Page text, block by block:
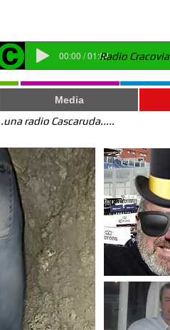
00:00 / 01:04Radio Cracovia
Media
radio Cascaruda.....